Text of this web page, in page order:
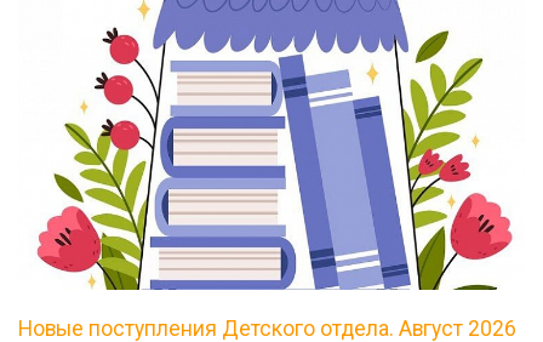
Новые поступления Детского отдела. Август 2026